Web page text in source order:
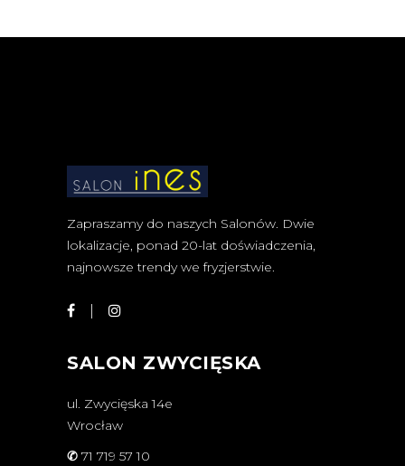
Zapraszamy do naszych Salonów. Dwie
lokalizacje, ponad 20-lat doświadczenia,
najnowsze trendy we fryzjerstwie.
SALON ZWYCIĘSKA
ul. Zwycięska 14e
Wrocław
✆ 71 719 57 10